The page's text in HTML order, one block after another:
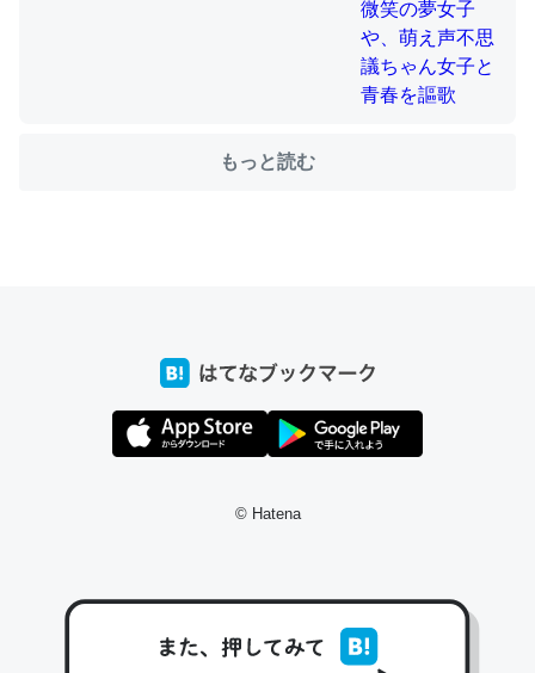
たいなのでネット環境作ったけどAlexaしか使わないので
https://toyoshi.hatenablog.com/entry/2019/05/15/1805
コミュニケーションが劇的に変化した｜tayorini by LIFULL介護
で、気になる場合はにんにくだけ加熱してから加えたりガ
─野菜が止まらなくなる南フランス発祥の万能ソース「アイオリソ
ース」の作り方をビストロ居酒屋のシェフに聞いてみた - メシ通 | ホ
スペインにもアリオリソースがあり、それも美味しいんだ
けど、読み方が違うだけで同じものを指すのか、また違う
もっと読む
© Hatena